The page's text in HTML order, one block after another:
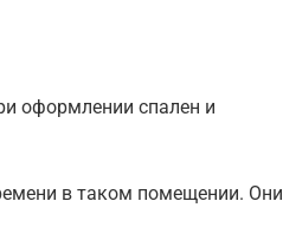
оформлении спален и
в таком помещении. Они